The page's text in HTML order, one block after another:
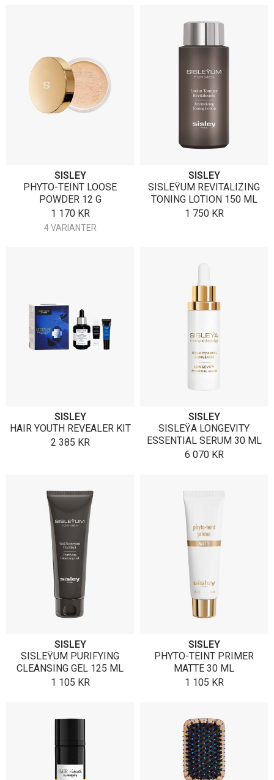
SISLEY
PHYTO-TEINT LOOSE
POWDER 12 G
1 170 KR
4 VARIANTER
SISLEY
SISLEŸUM REVITALIZING
TONING LOTION 150 ML
1 750 KR
SISLEY
HAIR YOUTH REVEALER KIT
2 385 KR
SISLEY
SISLEŸA LONGEVITY
ESSENTIAL SERUM 30 ML
6 070 KR
SISLEY
SISLEŸUM PURIFYING
CLEANSING GEL 125 ML
1 105 KR
SISLEY
PHYTO-TEINT PRIMER
MATTE 30 ML
1 105 KR